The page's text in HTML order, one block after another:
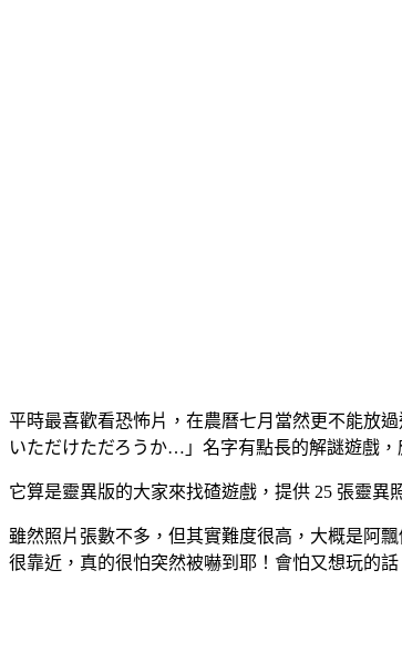
平時最喜歡看恐怖片，在農曆七月當然更不能放
いただけただろうか…」名字有點長的解謎遊戲，
它算是靈異版的大家來找碴遊戲，提供 25 張靈
雖然照片張數不多，但其實難度很高，大概是阿
很靠近，真的很怕突然被嚇到耶！會怕又想玩的